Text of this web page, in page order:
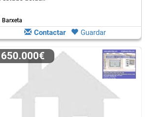
Barxeta
Contactar Guardar
650.000€